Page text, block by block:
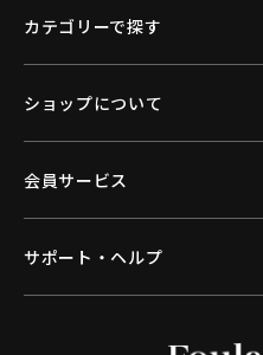
カテゴリーで探す
ショップについて
会員サービス
サポート・ヘルプ